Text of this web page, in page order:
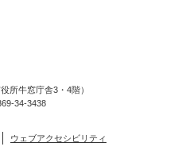
所牛窓庁舎3・4階）
34-3438
ウェブアクセシビリティ